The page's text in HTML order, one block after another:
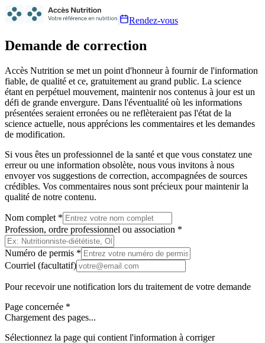
Rendez-vous
Demande de correction
Accès Nutrition se met un point d'honneur à fournir de l'information
fiable, de qualité et ce, gratuitement au grand public. La science
étant en perpétuel mouvement, maintenir nos contenus à jour est un
défi de grande envergure. Dans l'éventualité où les informations
présentées seraient erronées ou ne reflèteraient pas l'état de la
science actuelle, nous apprécions les commentaires et les demandes
de modification.
Si vous êtes un professionnel de la santé et que vous constatez une
erreur ou une information obsolète, nous vous invitons à nous
envoyer vos suggestions de correction, accompagnées de sources
crédibles. Vos commentaires nous sont précieux pour maintenir la
qualité de notre contenu.
Nom complet *
Profession, ordre professionnel ou association *
Numéro de permis *
Courriel (facultatif)
Pour recevoir une notification lors du traitement de votre demande
Page concernée *
Chargement des pages...
Sélectionnez la page qui contient l'information à corriger